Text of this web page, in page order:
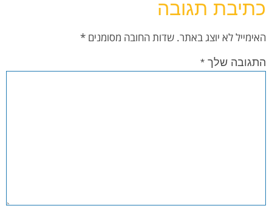
כתיבת תגובה
האימייל לא יוצג באתר. שדות החובה מסומנים *
התגובה שלך *